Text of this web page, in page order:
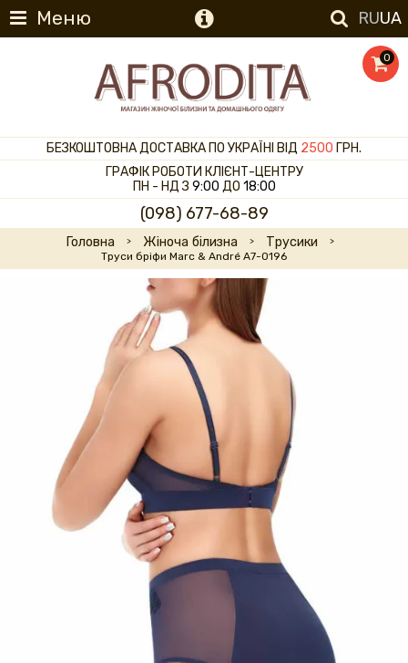
Меню RUUA
0
БЕЗКОШТОВНА ДОСТАВКА ПО УКРАЇНІ ВІД 2500 ГРН.
ГРАФІК РОБОТИ КЛІЄНТ-ЦЕНТРУ
ПН - НД З 9:00 ДО 18:00
(098) 677-68-89
Головна Жіноча білизна Трусики
Труси бріфи Marc & André A7-0196